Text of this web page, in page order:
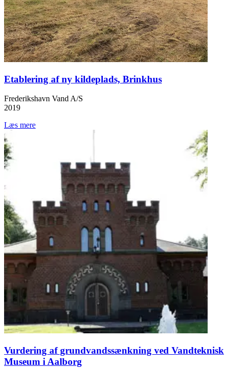
Etablering af ny kildeplads, Brinkhus
Frederikshavn Vand A/S
2019
Læs mere
Vurdering af grundvandssænkning ved Vandteknisk
Museum i Aalborg